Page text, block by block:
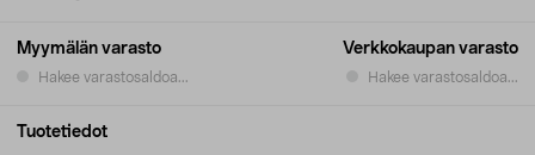
Myymälän varasto
Hakee varastosaldoa...
Verkkokaupan varasto
Hakee varastosaldoa...
Tuotetiedot